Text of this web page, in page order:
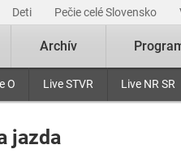
Deti Pečie celé Slovensko
O Live STVR Live NR SR
Archív
jazda